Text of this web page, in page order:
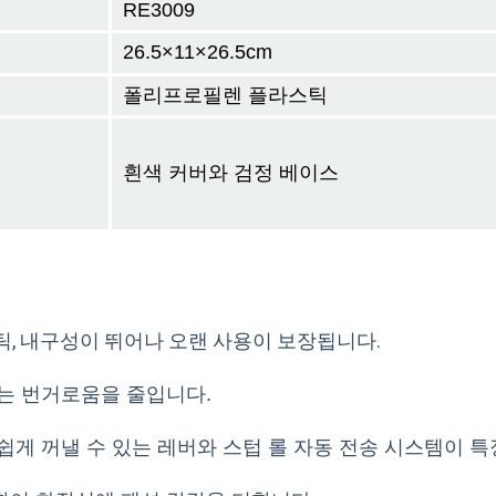
RE3009
26.5×11×26.5cm
폴리프로필렌 플라스틱
흰색 커버와 검정 베이스
, 내구성이 뛰어나 오랜 사용이 보장됩니다.
번거로움을 줄입니다.
게 꺼낼 수 있는 레버와 스텁 롤 자동 전송 시스템이 특